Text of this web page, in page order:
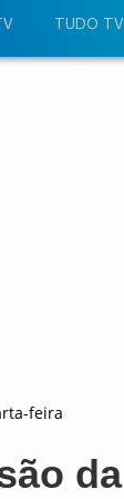
TUDO TV
feira
da